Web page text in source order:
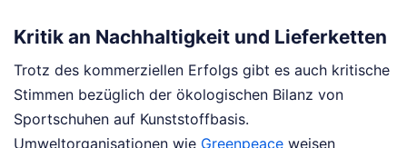
Kritik an Nachhaltigkeit und Lieferketten
Trotz des kommerziellen Erfolgs gibt es auch kritische
Stimmen bezüglich der ökologischen Bilanz von
Sportschuhen auf Kunststoffbasis.
Umweltorganisationen wie Greenpeace weisen